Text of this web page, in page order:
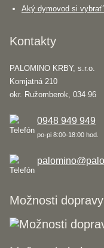
Aký dymovod si
Kontakty
PALOMINO KRBY, s.r.o.
Komjatná 210
okr. Ružomberok, 034 96
0948 949 949
po-pi 8:00-18:00 hod.
Možnosti dopravy